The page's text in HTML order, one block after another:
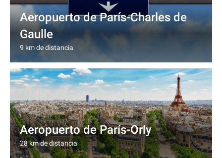
Aeropuerto de París-Charles de
Gaulle
9 km de distancia
Aeropuerto de París-Orly
28 km de distancia